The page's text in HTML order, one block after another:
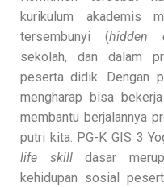
kurikulum akademis
tersembunyi (hidden
sekolah, dan dalam
peserta didik. Dengan
mengharap bisa
membantu berjalannya
putri kita. PG-K GIS 3
life skilldasar
kehidupan sosial